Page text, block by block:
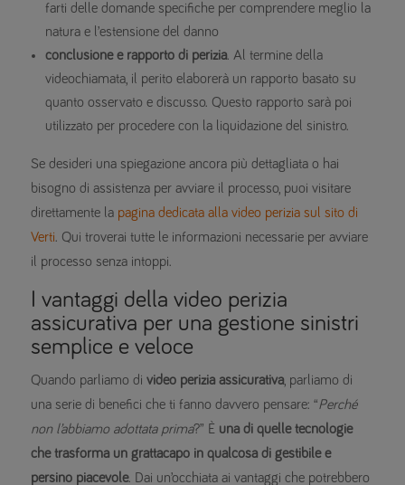
farti delle domande specifiche per comprendere meglio la
natura e l’estensione del danno
conclusione e rapporto di perizia. Al termine della
videochiamata, il perito elaborerà un rapporto basato su
quanto osservato e discusso. Questo rapporto sarà poi
utilizzato per procedere con la liquidazione del sinistro.
Se desideri una spiegazione ancora più dettagliata o hai
bisogno di assistenza per avviare il processo, puoi visitare
direttamente la pagina dedicata alla video perizia sul sito di
Verti. Qui troverai tutte le informazioni necessarie per avviare
il processo senza intoppi.
I vantaggi della video perizia
assicurativa per una gestione sinistri
semplice e veloce
Quando parliamo di video perizia assicurativa , parliamo di
una serie di benefici che ti fanno davvero pensare: “Perché
non l’abbiamo adottata prima?” È una di quelle tecnologie
che trasforma un grattacapo in qualcosa di gestibile e
persino piacevole. Dai un’occhiata ai vantaggi che potrebbero